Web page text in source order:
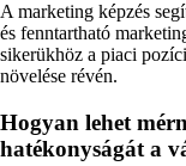
A marketing képzés
és fenntartható
sikerükhöz a piaci
növelése révén.
Hogyan lehet
hatékonyságát a